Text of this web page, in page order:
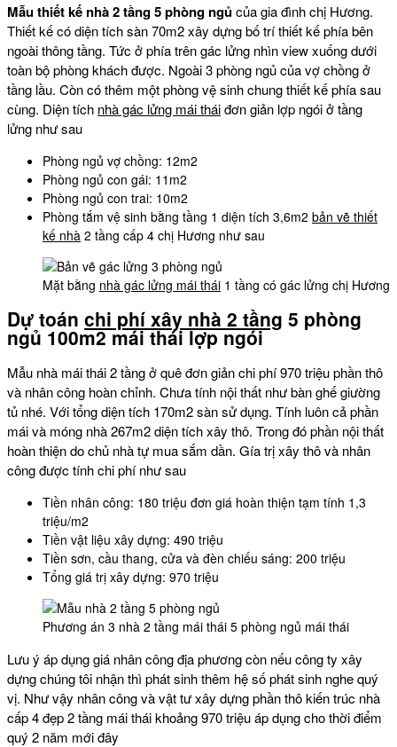
Mẫu thiết kế nhà 2 tầng 5 phòng ngủcủa gia đình chị Hương.
Thiết kế có diện tích sàn 70m2 xây dựng bố trí thiết kế phía bên
ngoài thông tầng. Tức ở phía trên gác lửng nhìn view xuống dưới
toàn bộ phòng khách được. Ngoài 3 phòng ngủ của vợ chồng ở
tầng lầu. Còn có thêm một phòng vệ sinh chung thiết kế phía sau
cùng. Diện tích nhà gác lửng mái tháiđơn giản lợp ngói ở tầng
lửng như sau
Phòng ngủ vợ chồng: 12m2
Phòng ngủ con gái: 11m2
Phòng ngủ con trai: 10m2
Phòng tắm vệ sinh bằng tầng 1 diện tích 3,6m2 bản vẽ thiết
kế nhà 2 tầng cấp 4 chị Hương như sau
Mặt bằng nhà gác lửng mái thái 1 tầng có gác lửng chị Hương
Dự toán chi phí xây nhà 2 tầng 5 phòng
ngủ 100m2 mái thái lợp ngói
Mẫu nhà mái thái 2 tầng ở quê đơn giản chi phí 970 triệu phần thô
và nhân công hoàn chỉnh. Chưa tính nội thất như bàn ghế giường
tủ nhé. Với tổng diện tích 170m2 sàn sử dụng. Tính luôn cả phần
mái và móng nhà 267m2 diện tích xây thô. Trong đó phần nội thất
hoàn thiện do chủ nhà tự mua sắm dần. Gía trị xây thô và nhân
công được tính chi phí như sau
Tiền nhân công: 180 triệu đơn giá hoàn thiện tạm tính 1,3
triệu/m2
Tiền vật liệu xây dựng: 490 triệu
Tiền sơn, cầu thang, cửa và đèn chiếu sáng: 200 triệu
Tổng giá trị xây dựng: 970 triệu
Phương án 3 nhà 2 tầng mái thái 5 phòng ngủ mái thái
Lưu ý áp dụng giá nhân công địa phương còn nếu công ty xây
dựng chúng tôi nhận thì phát sinh thêm hệ số phát sinh nghe quý
vị. Như vậy nhân công và vật tư xây dựng phần thô kiến trúc nhà
cấp 4 đẹp 2 tầng mái thái khoảng 970 triệu áp dụng cho thời điểm
quý 2 năm mới đây